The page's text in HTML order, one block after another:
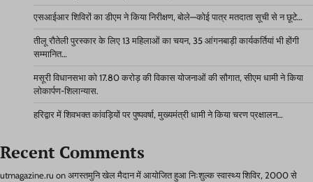
एसआईआर शिविरों का डीएम ने किया निरीक्षण, बोले—कोई पात्र मतदाता सूची से न छूटे…
तीलू रौतेली पुरस्कार के लिए 13 महिलाओं का चयन, 35 आंगनबाड़ी कार्यकर्तियां भी होंगी
सम्मानित…
मसूरी विधानसभा को 17.80 करोड़ की विकास योजनाओं की सौगात, सीएम धामी ने किया
लोकार्पण-शिलान्यास.
हरिद्वार में शिवभक्त कांवड़ियों पर पुष्पवर्षा, मुख्यमंत्री धामी ने किया चरण प्रक्षालन…
Recent Comments
utmagazine.ru on अगस्तमुनि खेल मैदान में आयोजित हुआ निःशुल्क स्वास्थ्य शिविर, 2000 से